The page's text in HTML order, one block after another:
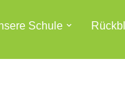
Schule